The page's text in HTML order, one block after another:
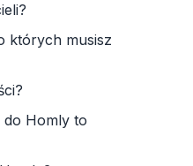
których musisz
do Homly to